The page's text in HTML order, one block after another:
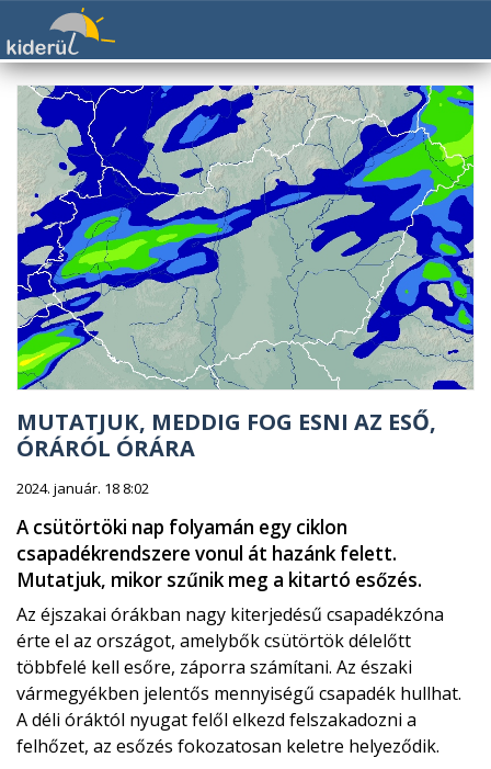
MUTATJUK, MEDDIG FOG ESNI AZ ESŐ,
ÓRÁRÓL ÓRÁRA
2024. január. 18 8:02
A csütörtöki nap folyamán egy ciklon
csapadékrendszere vonul át hazánk felett.
Mutatjuk, mikor szűnik meg a kitartó esőzés.
Az éjszakai órákban nagy kiterjedésű csapadékzóna
érte el az országot, amelybők csütörtök délelőtt
többfelé kell esőre, záporra számítani. Az északi
vármegyékben jelentős mennyiségű csapadék hullhat.
A déli óráktól nyugat felől elkezd felszakadozni a
felhőzet, az esőzés fokozatosan keletre helyeződik.